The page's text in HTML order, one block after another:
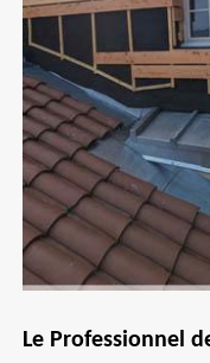
Le Professionnel